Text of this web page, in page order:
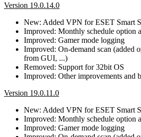
Version 19.0.14.0
New: Added VPN for ESET Smart
Improved: Monthly schedule option
Improved: Gamer mode logging
Improved: On-demand scan (added
from GUI, ...)
Removed: Support for 32bit OS
Improved: Other improvements and
Version 19.0.11.0
New: Added VPN for ESET Smart
Improved: Monthly schedule option
Improved: Gamer mode logging